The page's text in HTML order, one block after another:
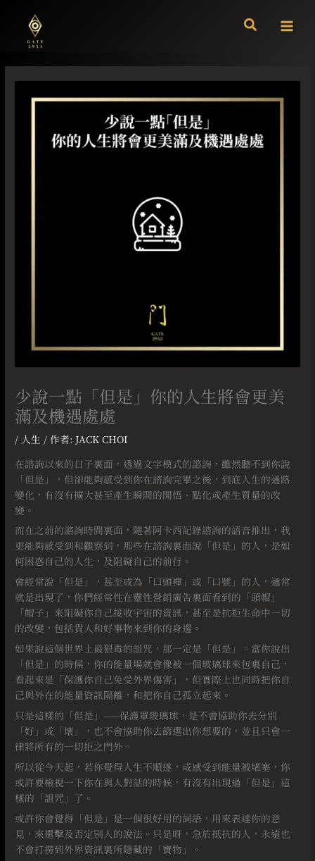
內
少說一點「但是」你的人生將會更美
滿及機遇處處
/ 人生 / 作者: JACK CHOI
在諮詢以來的日子裏面，透過文字模式的諮詢，雖然聽不到你說
「但是」，但卻能夠感受到你在諮詢完畢之後，到底人生的通路
變化，有沒有擴大甚至產生瞬間的開悟、點化或產生質量的改
變。
而在之前的諮詢時間裏面，隨著阿卡西記錄諮詢的語音推出，我
更能夠感受到和觀察到，那些在諮詢裏面說「但是」的人，是如
何困惑自己的人生，及阻礙自己的前行。
會經常說「但是」，甚至成為「口頭禪」或「口號」的人，通常
就是出現了，你們經常性在靈性營銷廣告裏面看到的「頭帽」
「帽子」來阻礙你自己接收宇宙的資訊，甚至是抗拒生命中一切
的改變，包括貴人和好事物來到你的身邊。
如果說這個世界上最狠毒的詛咒，那一定是「但是」。當你說出
「但是」的時候，你的能量場就會像被一個玻璃球來包裹自己，
看起來是「保護你自己免受外界傷害」，但實際上也同時把你自
己與外在的能量資訊隔離，和把你自己孤立起來。
只是這樣的「但是」——保護罩玻璃球，是不會協助你去分別
「好」或「壞」，也不會協助你去篩選出你想要的，並且只會一
律將所有的一切拒之門外。
所以從今天起，若你覺得人生不順遂，或感受到能量被堵塞，你
或許要檢視一下你在與人對話的時候，有沒有出現過「但是」這
樣的「詛咒」了。
或許你會覺得「但是」是一個很好用的詞語，用來表達你的意
見，來還擊及否定別人的說法。只是呀，急於抵抗的人，永遠也
不會打撈到外界資訊裏所隱藏的「寶物」。